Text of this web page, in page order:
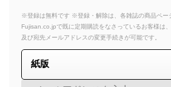
※登録は無料です ※登録・解除は、各雑誌の商品ペー
Fujisan.co.jpで既に定期購読をなさっているお客様は
及び宛先メールアドレスの変更手続きが可能です。